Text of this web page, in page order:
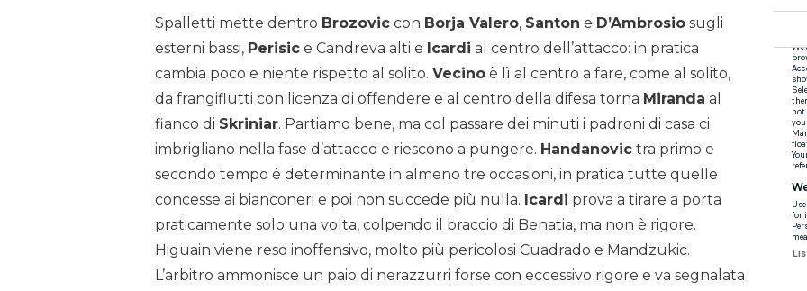
Spalletti mette dentro Brozovic con Borja Valero, Santon e D’Ambrosio sugli
esterni bassi, Perisic e Candreva alti e Icardi al centro dell’attacco: in pratica
cambia poco e niente rispetto al solito. Vecino è lì al centro a fare, come al solito,
da frangiflutti con licenza di offendere e al centro della difesa torna Miranda al
fianco di Skriniar. Partiamo bene, ma col passare dei minuti i padroni di casa ci
imbrigliano nella fase d’attacco e riescono a pungere. Handanovic tra primo e
secondo tempo è determinante in almeno tre occasioni, in pratica tutte quelle
concesse ai bianconeri e poi non succede più nulla. Icardi prova a tirare a porta
praticamente solo una volta, colpendo il braccio di Benatia, ma non è rigore.
Higuain viene reso inoffensivo, molto più pericolosi Cuadrado e Mandzukic.
L’arbitro ammonisce un paio di nerazzurri forse con eccessivo rigore e va segnalata